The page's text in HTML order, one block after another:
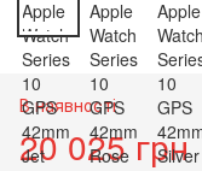
В наявності
20 025 грн